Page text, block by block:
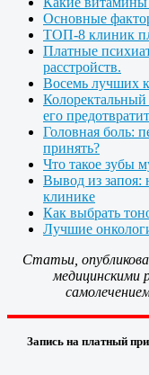
Основные
ТОП-8 клиник
Платные
расстройств.
Восемь лучших
его
Головная боль:
принять?
Что такое зубы
Вывод из запоя:
клинике
Как выбрать
Лучшие
Статьи,
медицинскими
Запись на платный